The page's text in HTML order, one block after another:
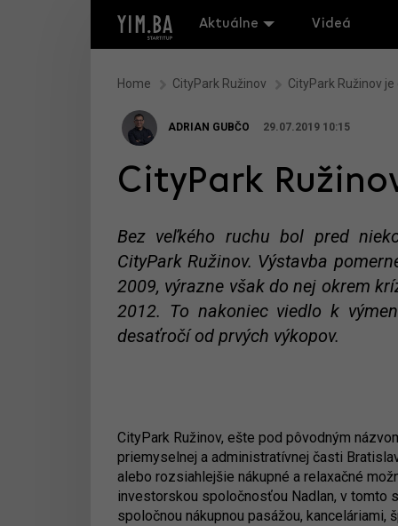
Aktuálne Videá
Home CityPark Ružinov CityPark Ružinov
ADRIAN GUBČO 29.07.2019 10:15
CityPark
Bez veľkého ruchu bol pred
CityPark Ružinov. Výstavba
2009, výrazne však do nej okrem
2012. To nakoniec viedlo k
desaťročí od prvých výkopov.
CityPark Ružinov, ešte pod pôvodným
priemyselnej a administratívnej časti
alebo rozsiahlejšie nákupné a relaxačné
investorskou spoločnosťou Nadlan, v tomto
spoločnou nákupnou pasážou,